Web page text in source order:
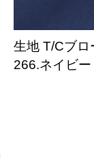
生地 T/Cブ
266.ネイビ